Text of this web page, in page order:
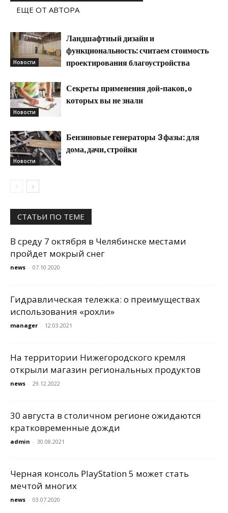
ЕЩЕ ОТ АВТОРА
Новости
Ландшафтный дизайн и
функциональность: считаем стоимость
проектирования благоустройства
Новости
Секреты применения дой-паков, о
которых вы не знали
Новости
Бензиновые генераторы 3 фазы: для
дома, дачи, стройки
СТАТЬИ ПО ТЕМЕ
В среду 7 октября в Челябинске местами
пройдет мокрый снег
news - 07.10.2020
Гидравлическая тележка: о преимуществах
использования «рохли»
manager - 12.03.2021
На территории Нижегородского кремля
открыли магазин региональных продуктов
news - 29.12.2022
30 августа в столичном регионе ожидаются
кратковременные дожди
admin - 30.08.2021
Черная консоль PlayStation 5 может стать
мечтой многих
news - 03.07.2020